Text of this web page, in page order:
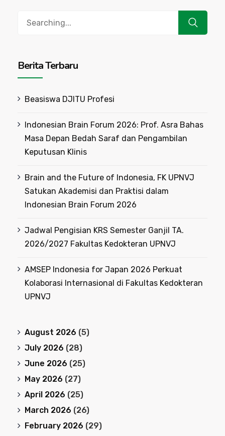
Berita Terbaru
Beasiswa DJITU Profesi
Indonesian Brain Forum 2026: Prof. Asra Bahas
Masa Depan Bedah Saraf dan Pengambilan
Keputusan Klinis
Brain and the Future of Indonesia, FK UPNVJ
Satukan Akademisi dan Praktisi dalam
Indonesian Brain Forum 2026
Jadwal Pengisian KRS Semester Ganjil TA.
2026/2027 Fakultas Kedokteran UPNVJ
AMSEP Indonesia for Japan 2026 Perkuat
Kolaborasi Internasional di Fakultas Kedokteran
UPNVJ
August 2026 (5)
July 2026 (28)
June 2026 (25)
May 2026 (27)
April 2026 (25)
March 2026 (26)
February 2026 (29)